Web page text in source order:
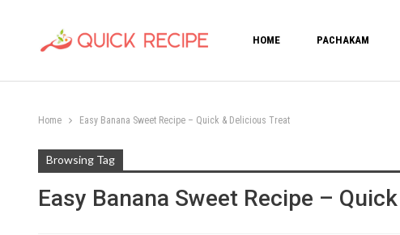
HOME PACHAKAM
Home Easy Banana Sweet Recipe – Quick & Delicious Treat
Browsing Tag
Easy Banana Sweet Recipe –